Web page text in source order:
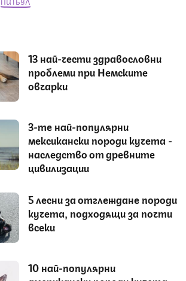
13 най-чести здравословни
проблеми при Немските
овчарки
3-те най-популярни
мексикански породи кучета -
наследство от древните
цивилизации
5 лесни за отглеждане породи
кучета, подходящи за почти
всеки
10 най-популярни